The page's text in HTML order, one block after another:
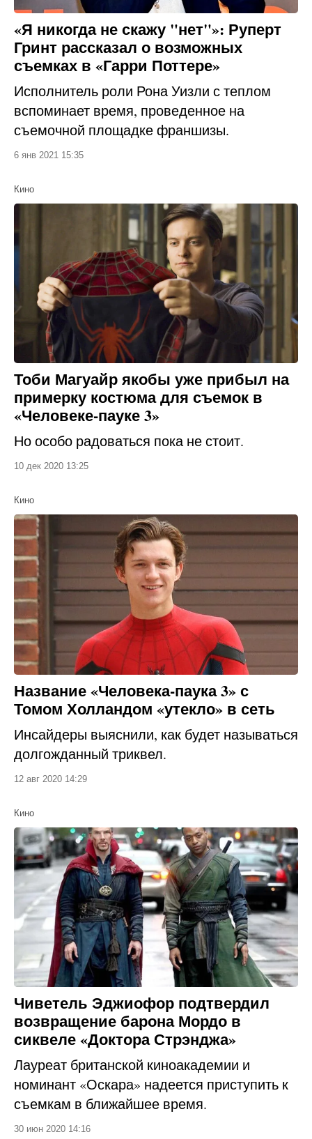
«Я никогда не скажу "нет"»: Руперт
Гринт рассказал о возможных
съемках в «Гарри Поттере»
Исполнитель роли Рона Уизли с теплом
вспоминает время, проведенное на
съемочной площадке франшизы.
6 янв 2021 15:35
Кино
Тоби Магуайр якобы уже прибыл на
примерку костюма для съемок в
«Человеке-пауке 3»
Но особо радоваться пока не стоит.
10 дек 2020 13:25
Кино
Название «Человека-паука 3» с
Томом Холландом «утекло» в сеть
Инсайдеры выяснили, как будет называться
долгожданный триквел.
12 авг 2020 14:29
Кино
Чиветель Эджиофор подтвердил
возвращение барона Мордо в
сиквеле «Доктора Стрэнджа»
Лауреат британской киноакадемии и
номинант «Оскара» надеется приступить к
съемкам в ближайшее время.
30 июн 2020 14:16